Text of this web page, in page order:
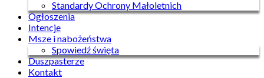
Standardy Ochrony Małoletnich
Ogłoszenia
Intencje
Msze i nabożeństwa
Spowiedź święta
Duszpasterze
Kontakt